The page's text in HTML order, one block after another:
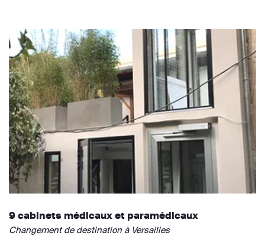
9 cabinets médicaux et paramédicaux
Changement de destination à Versailles